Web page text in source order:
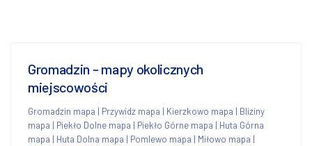
Gromadzin - mapy okolicznych
miejscowości
Gromadzin mapa | Przywidz mapa | Kierzkowo mapa | Bliziny
mapa | Piekło Dolne mapa | Piekło Górne mapa | Huta Górna
mapa | Huta Dolna mapa | Pomlewo mapa | Miłowo mapa |